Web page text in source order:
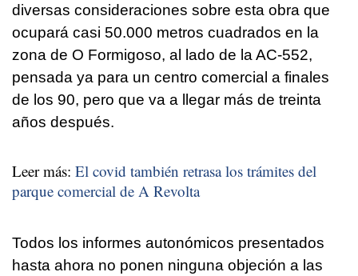
diversas consideraciones sobre esta obra que
ocupará casi 50.000 metros cuadrados en la
zona de O Formigoso, al lado de la AC-552,
pensada ya para un centro comercial a finales
de los 90, pero que va a llegar más de treinta
años después.
Leer más: El covid también retrasa los trámites del
parque comercial de A Revolta
Todos los informes autonómicos presentados
hasta ahora no ponen ninguna objeción a las